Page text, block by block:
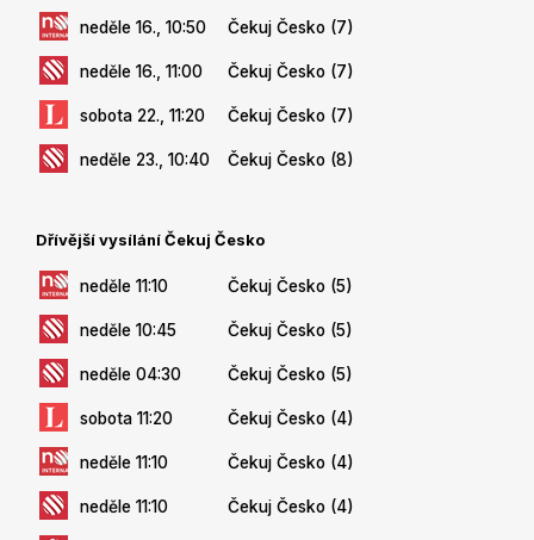
neděle 16., 10:50 Čekuj Česko (7)
neděle 16., 11:00 Čekuj Česko (7)
sobota 22., 11:20 Čekuj Česko (7)
neděle 23., 10:40 Čekuj Česko (8)
Dřívější vysílání Čekuj Česko
neděle 11:10 Čekuj Česko (5)
neděle 10:45 Čekuj Česko (5)
neděle 04:30 Čekuj Česko (5)
sobota 11:20 Čekuj Česko (4)
neděle 11:10 Čekuj Česko (4)
neděle 11:10 Čekuj Česko (4)